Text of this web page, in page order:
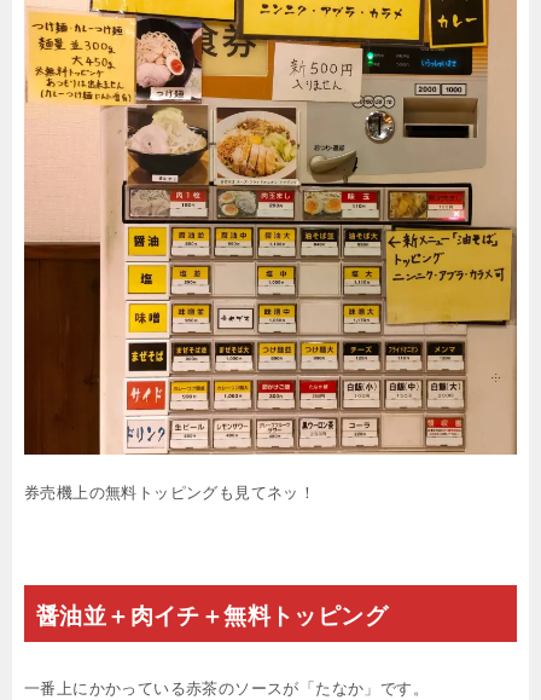
券売機上の無料トッピングも見てネッ！
醤油並＋肉イチ＋無料トッピング
一番上にかかっている赤茶のソースが「たなか」です。